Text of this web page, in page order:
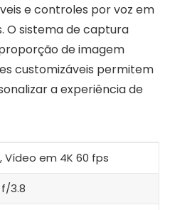
e controles por voz em
O sistema de captura
de imagem
customizáveis permitem
a experiência de
Vídeo em 4K 60 fps
f/3.8